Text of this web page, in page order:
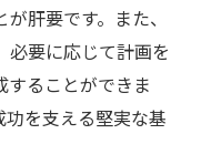
と信頼性の確保
優位性の確立
の見積もりの誤
肝要です。また、
必要に応じて計画を
することができま
を支える堅実な基